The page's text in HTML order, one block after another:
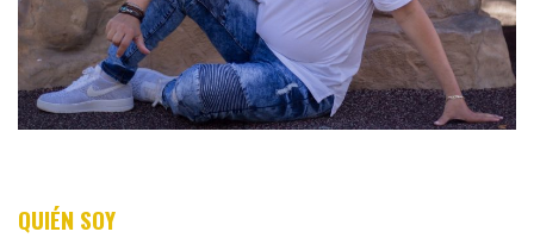
QUIÉN SOY